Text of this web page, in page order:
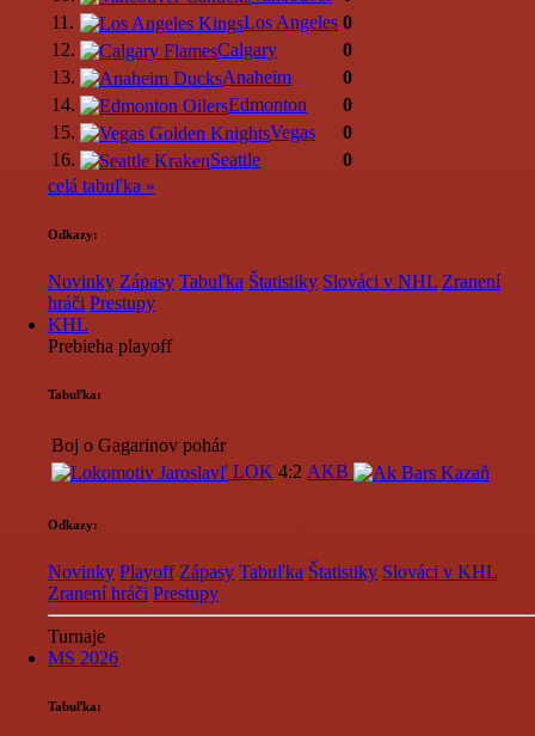
11.
Los Angeles 0
12.
Calgary
0
13.
Anaheim
0
14.
Edmonton
0
15.
Vegas
0
16.
Seattle
0
celá tabuľka »
Odkazy:
Novinky Zápasy Tabuľka Štatistiky Slováci v NHL Zranení
hráči Prestupy
KHL
Prebieha playoff
Tabuľka:
Boj o Gagarinov pohár
LOK 4:2 AKB
Odkazy:
Novinky Playoff Zápasy Tabuľka Štatistiky Slováci v KHL
Zranení hráči Prestupy
Turnaje
MS 2026
Tabuľka: